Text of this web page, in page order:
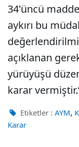
34'üncü
aykırı bu
açıklanan
yürüyüşü
karar
Etiketler : AYM,
Karar